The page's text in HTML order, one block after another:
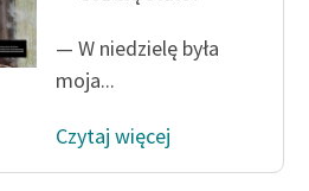
— W niedzielę była
moja...
Czytaj więcej